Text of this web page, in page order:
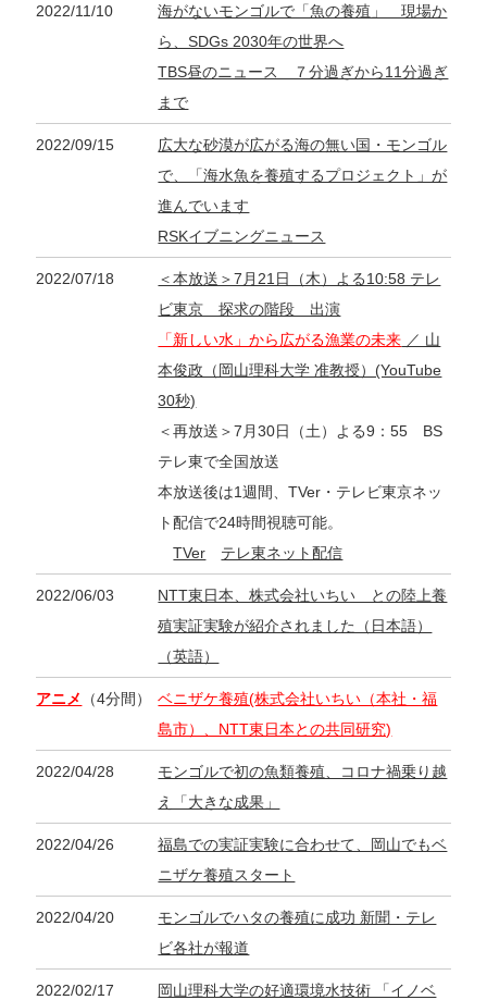
2022/11/10
海がないモンゴルで「魚の養殖」 現場か
ら、SDGs 2030年の世界へ
TBS昼のニュース ７分過ぎから11分過ぎ
まで
2022/09/15
広大な砂漠が広がる海の無い国・モンゴル
で、「海水魚を養殖するプロジェクト」が
進んでいます
RSKイブニングニュース
2022/07/18
＜本放送＞7月21日（木）よる10:58 テレ
ビ東京 探求の階段 出演
「新しい水」から広がる漁業の未来 ／ 山
本俊政（岡山理科大学 准教授）(YouTube
30秒)
＜再放送＞7月30日（土）よる9：55 BS
テレ東で全国放送
本放送後は1週間、TVer・テレビ東京ネッ
ト配信で24時間視聴可能。
TVer
テレ東ネット配信
2022/06/03
NTT東日本、株式会社いちい との陸上養
殖実証実験が紹介されました（日本語）
（英語）
アニメ （4分間）
ベニザケ養殖(株式会社いちい（本社・福
島市）、NTT東日本との共同研究)
2022/04/28
モンゴルで初の魚類養殖、コロナ禍乗り越
え「大きな成果」
2022/04/26
福島での実証実験に合わせて、岡山でもベ
ニザケ養殖スタート
2022/04/20
モンゴルでハタの養殖に成功 新聞・テレ
ビ各社が報道
2022/02/17
岡山理科大学の好適環境水技術 「イノベ